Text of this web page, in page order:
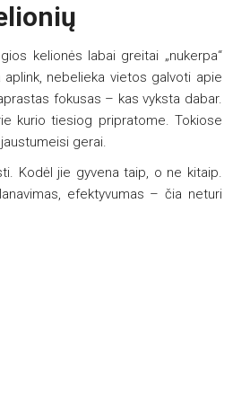
kelionės labai greitai „nukerpa“
nebelieka vietos galvoti apie
fokusas – kas vyksta dabar.
kurio tiesiog pripratome. Tokiose
gerai.
Kodėl jie gyvena taip, o ne kitaip.
efektyvumas – čia neturi